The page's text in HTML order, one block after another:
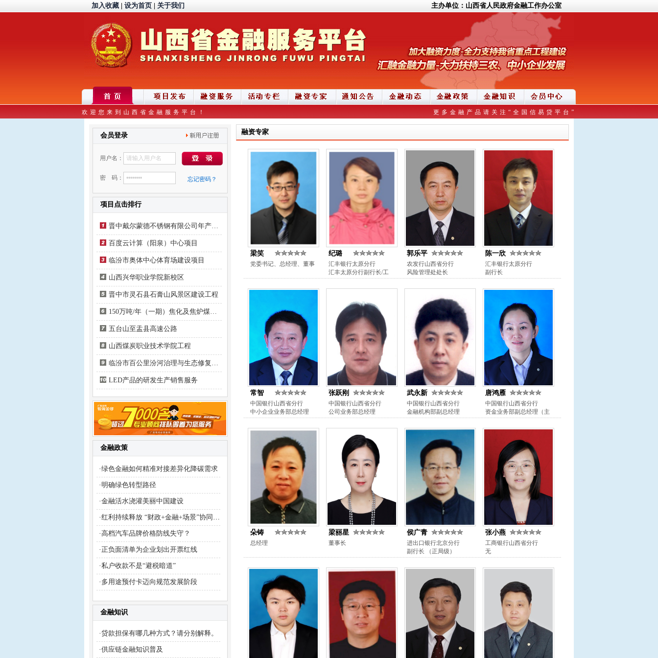
加入收藏 设为首页 关于我们 主办单位：山西省人民政府金融工作办公室
欢迎您来到山西省金融服务平台！ 更多金融产品请关注“全国信易贷平台”
会员登录
用户名：
密 码： 忘记密码？
项目点击排行
晋中戴尔蒙德不锈钢有限公司年产不锈钢工业焊管项目
百度云计算（阳泉）中心项目
临汾市奥体中心体育场建设项目
山西兴华职业学院新校区
晋中市灵石县石膏山风景区建设工程
150万吨/年（一期）焦化及焦炉煤气制LNG项目
五台山至盂县高速公路
山西煤炭职业技术学院工程
临汾市百公里汾河治理与生态修复工程
LED产品的研发生产销售服务
金融政策
·绿色金融如何精准对接差异化降碳需求
· 明确绿色转型路径
·金融活水浇灌美丽中国建设
·红利持续释放 “财政+金融+场景”协同升级
·高档汽车品牌价格防线失守？
· 正负面清单为企业划出开票红线
·私户收款不是“避税暗道”
· 多用途预付卡迈向规范发展阶段
金融知识
·贷款担保有哪几种方式？请分别解释。
·供应链金融知识普及
融资专家
梁笑
党委书记、总经理、董事
纪璐
汇丰银行太原分行
汇丰太原分行副行长/工
郭乐平
农发行山西省分行
风险管理处处长
陈一欣
汇丰银行太原分行
副行长
常智
中国银行山西省分行
中小企业业务部总经理
张跃刚
中国银行山西省分行
公司业务部总经理
武永新
中国银行山西省分行
金融机构部副总经理
唐鸿雁
中国银行山西省分行
资金业务部副总经理（主
朵铸
总经理
梁丽星
董事长
侯广青
进出口银行北京分行
副行长 （正局级）
张小燕
工商银行山西省分行
无